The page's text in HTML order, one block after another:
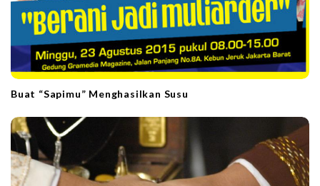
Buat “Sapimu” Menghasilkan Susu